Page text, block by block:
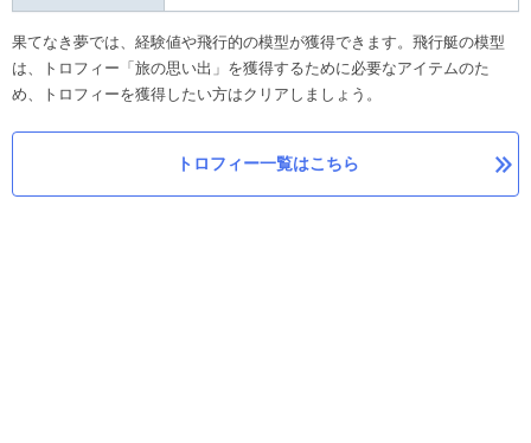
果てなき夢では、経験値や飛行的の模型が獲得できます。飛行艇の模型
は、トロフィー「旅の思い出」を獲得するために必要なアイテムのた
め、トロフィーを獲得したい方はクリアしましょう。
トロフィー一覧はこちら